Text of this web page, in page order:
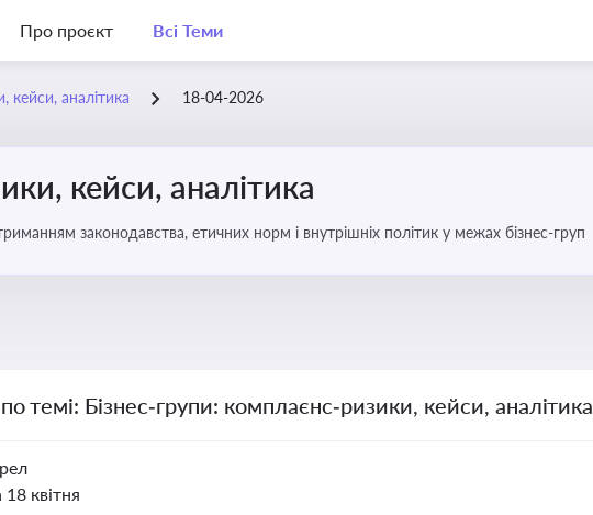
Про проєкт Всі Теми
кейси, аналітика 18-04-2026
кейси, аналітика
законодавства, етичних норм і внутрішніх політик у межах бізнес-груп
темі: Бізнес‑групи: комплаєнс‑ризики, кейси, аналітика
18 квітня